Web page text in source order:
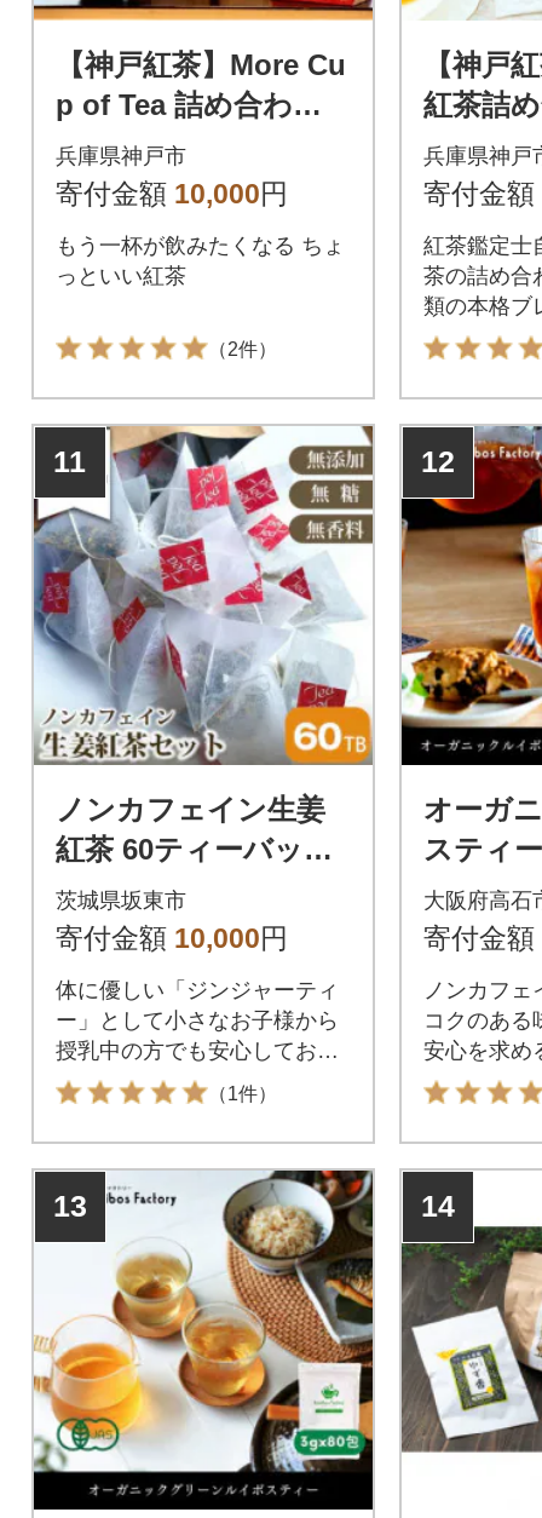
【神戸紅茶】More Cu
p of Tea 詰め合わせ
ギフト
兵庫県神戸市
寄付金額 10,000円
もう一杯が飲みたくなる ちょ
っといい紅茶
（2件）
【神戸
紅茶詰
E
兵庫県神戸
寄付金額
紅茶鑑定士
茶の詰め合
類の本格ブ
めます!
11
ノンカフェイン生姜
紅茶 60ティーバッグ
無添加・無糖・無香料
茨城県坂東市
寄付金額 10,000円
体に優しい「ジンジャーティ
ー」として小さなお子様から
授乳中の方でも安心してお飲
みいただきます。
（1件）
12
オーガ
スティ
3g×80
グ タグ
大阪府高石
寄付金額
ノンカフェ
コクのある
安心を求め
当店人気商
13 14